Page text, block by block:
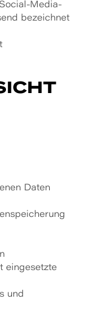
Media-
bezeichnet
Daten
eingesetzte
und